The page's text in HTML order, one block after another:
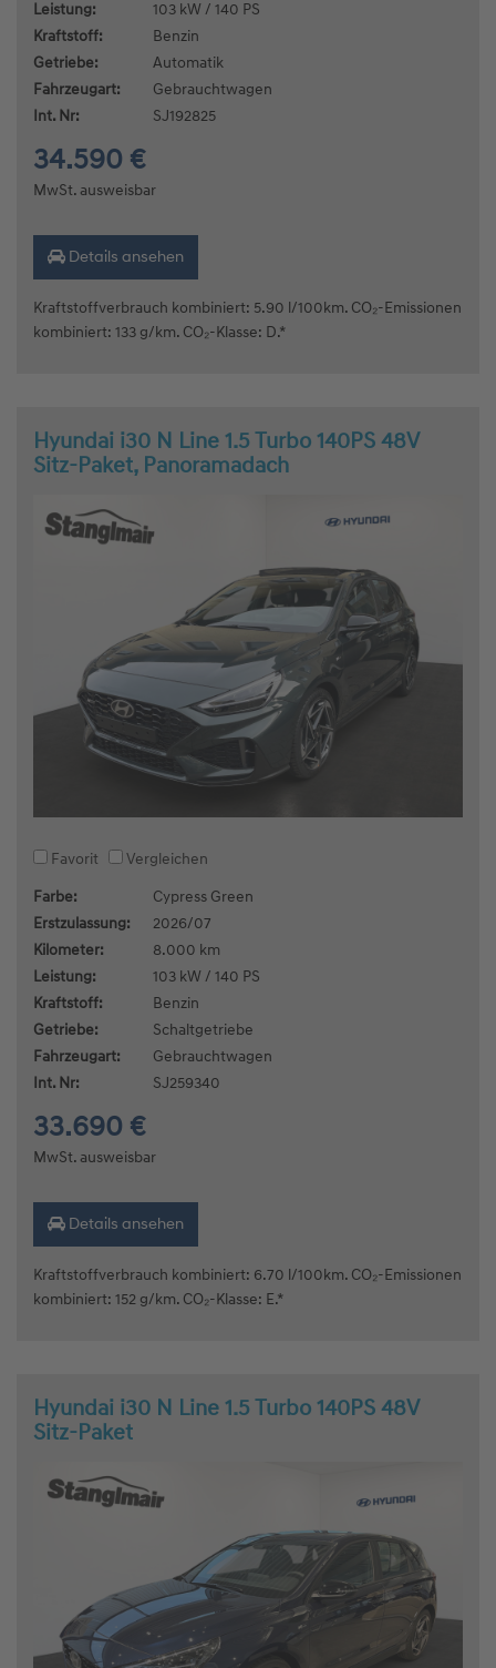
Leistung:
103 kW / 140 PS
Kraftstoff:
Benzin
Getriebe:
Automatik
Fahrzeugart:
Gebrauchtwagen
Int. Nr:
SJ192825
34.590 €
MwSt. ausweisbar
Details ansehen
Kraftstoffverbrauch kombiniert: 5.90 l/100km. CO₂-Emissionen
kombiniert: 133 g/km. CO₂-Klasse: D.*
Hyundai i30 N Line 1.5 Turbo 140PS 48V
Sitz-Paket, Panoramadach
Favorit
Vergleichen
Farbe:
Cypress Green
Erstzulassung:
2026/07
Kilometer:
8.000 km
Leistung:
103 kW / 140 PS
Kraftstoff:
Benzin
Getriebe:
Schaltgetriebe
Fahrzeugart:
Gebrauchtwagen
Int. Nr:
SJ259340
33.690 €
MwSt. ausweisbar
Details ansehen
Kraftstoffverbrauch kombiniert: 6.70 l/100km. CO₂-Emissionen
kombiniert: 152 g/km. CO₂-Klasse: E.*
Hyundai i30 N Line 1.5 Turbo 140PS 48V
Sitz-Paket